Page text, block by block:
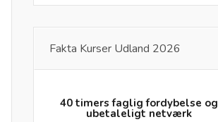
Fakta Kurser Udland 2026
40 timers faglig fordybelse og
ubetaleligt netværk